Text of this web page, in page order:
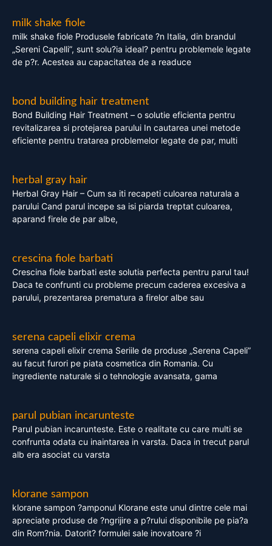
milk shake fiole
milk shake fiole Produsele fabricate ?n Italia, din brandul
„Sereni Capelli”, sunt solu?ia ideal? pentru problemele legate
de p?r. Acestea au capacitatea de a readuce
bond building hair treatment
Bond Building Hair Treatment – o solutie eficienta pentru
revitalizarea si protejarea parului In cautarea unei metode
eficiente pentru tratarea problemelor legate de par, multi
herbal gray hair
Herbal Gray Hair – Cum sa iti recapeti culoarea naturala a
parului Cand parul incepe sa isi piarda treptat culoarea,
aparand firele de par albe,
crescina fiole barbati
Crescina fiole barbati este solutia perfecta pentru parul tau!
Daca te confrunti cu probleme precum caderea excesiva a
parului, prezentarea prematura a firelor albe sau
serena capeli elixir crema
serena capeli elixir crema Seriile de produse „Serena Capeli”
au facut furori pe piata cosmetica din Romania. Cu
ingrediente naturale si o tehnologie avansata, gama
parul pubian incarunteste
Parul pubian incarunteste. Este o realitate cu care multi se
confrunta odata cu inaintarea in varsta. Daca in trecut parul
alb era asociat cu varsta
klorane sampon
klorane sampon ?amponul Klorane este unul dintre cele mai
apreciate produse de ?ngrijire a p?rului disponibile pe pia?a
din Rom?nia. Datorit? formulei sale inovatoare ?i